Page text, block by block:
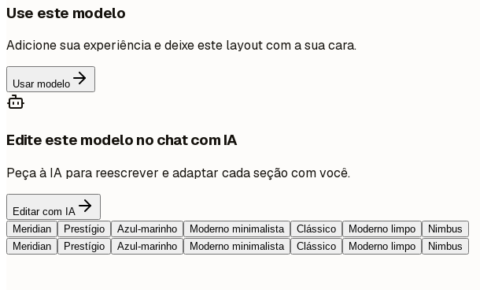
Use este modelo
Adicione sua experiência e deixe este layout com a sua cara.
Usar modelo
Edite este modelo no chat com IA
Peça à IA para reescrever e adaptar cada seção com você.
Editar com IA
Meridian
Prestígio Azul-marinho Moderno minimalista Clássico Moderno limpo
Nimbus
Meridian
Prestígio Azul-marinho Moderno minimalista Clássico Moderno limpo Nimbus